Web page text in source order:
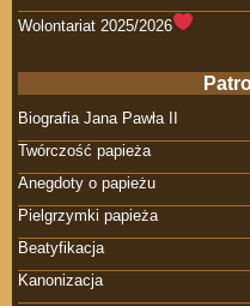
Wolontariat 2025/2026
Biografia Jana Pawła II
Twórczość papieża
Anegdoty o papieżu
Pielgrzymki papieża
Beatyfikacja
Kanonizacja